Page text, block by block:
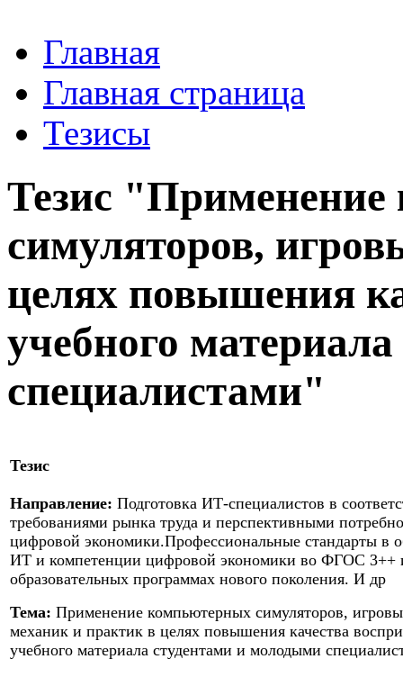
Главная
Главная страница
Тезисы
Тезис
симуляторов,
целях повышения
учебного
специалистами"
Тезис
Направление: Подготовка ИТ-специалистов в
требованиями рынка труда и перспективными
цифровой экономики.Профессиональные стандарты в
ИТ и компетенции цифровой экономики во ФГОС 3++
образовательных программах нового поколения. И др
Тема: Применение компьютерных симуляторов,
механик и практик в целях повышения качества
учебного материала студентами и молодыми